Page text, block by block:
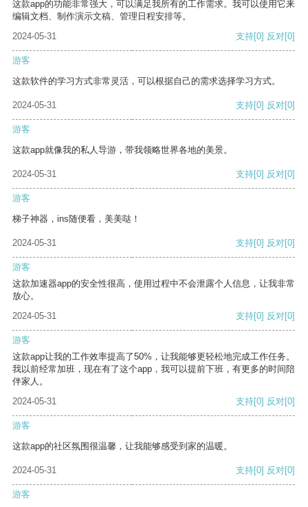
这款app的功能非常强大，可以满足我所有的工作需求。我可以使用它来
编辑文档、制作演示文稿、管理日程安排等。
2024-05-31
支持[0] 反对[0]
游客
这款软件的学习方式非常灵活，可以根据自己的需求选择学习方式。
2024-05-31 支持[0] 反对[0]
游客
这款app就像我的私人导游，带我领略世界各地的美景。
2024-05-31 支持[0] 反对[0]
游客
梯子神器，ins随便看，美美哒！
2024-05-31 支持[0] 反对[0]
游客
这款加速器app的安全性很高，使用过程中不会泄露个人信息，让我非常
放心。
2024-05-31
支持[0] 反对[0]
游客
这款app让我的工作效率提高了50%，让我能够更轻松地完成工作任务。
我以前经常加班，现在有了这个app，我可以提前下班，有更多的时间陪
伴家人。
2024-05-31
支持[0] 反对[0]
游客
这款app的社区氛围很温馨，让我能够感受到家的温暖。
2024-05-31 支持[0] 反对[0]
游客